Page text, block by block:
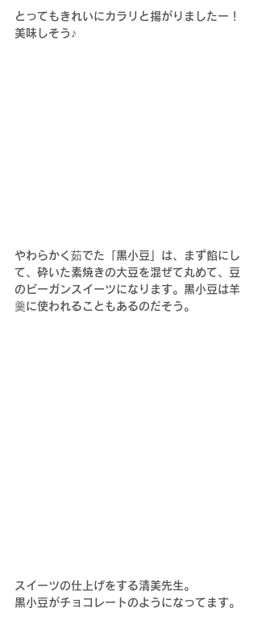
とってもきれいにカラリと揚がりましたー！
美味しそう♪
やわらかく茹でた「黒小豆」は、まず餡にし
て、砕いた素焼きの大豆を混ぜて丸めて、豆
のビーガンスイーツになります。黒小豆は羊
羹に使われることもあるのだそう。
スイーツの仕上げをする清美先生。
黒小豆がチョコレートのようになってます。